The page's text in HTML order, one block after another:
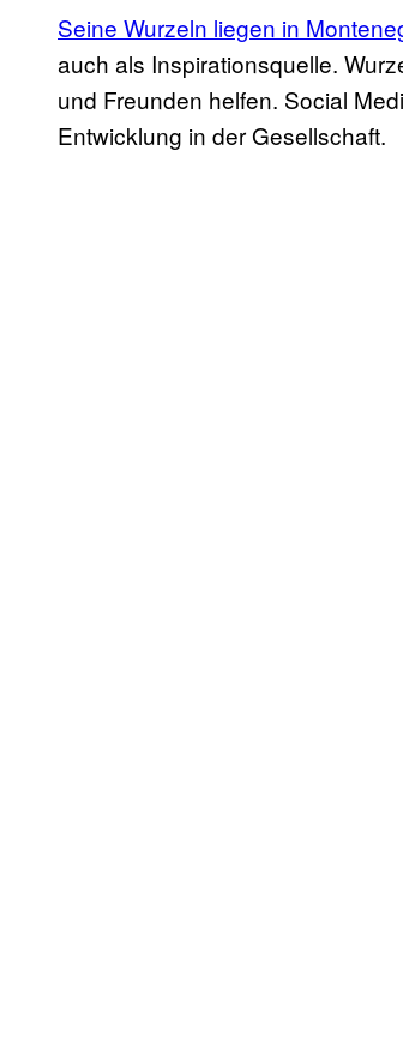
Seine Wurzeln liegen in
auch als Inspirationsquelle.
und Freunden helfen. Social
Entwicklung in der Gesellschaft.